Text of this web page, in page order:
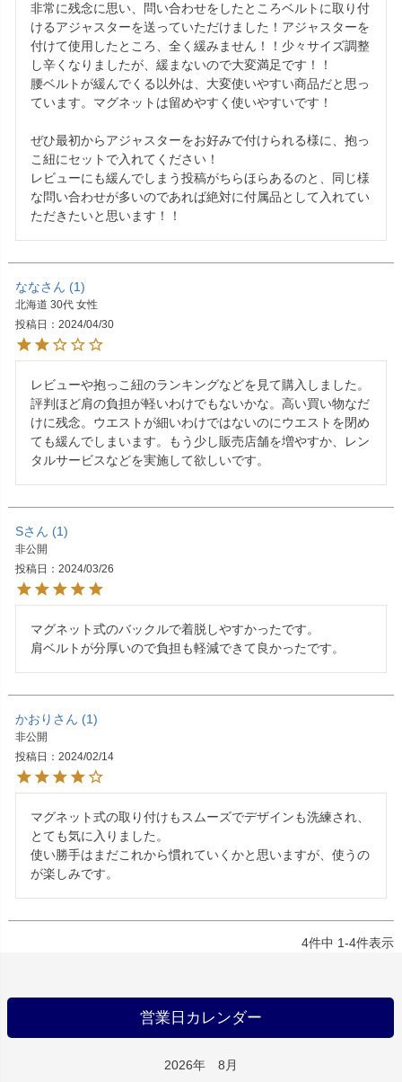
非常に残念に思い、問い合わせをしたところベルトに取り付
けるアジャスターを送っていただけました！アジャスターを
付けて使用したところ、全く緩みません！！少々サイズ調整
し辛くなりましたが、緩まないので大変満足です！！
腰ベルトが緩んでくる以外は、大変使いやすい商品だと思っ
ています。マグネットは留めやすく使いやすいです！
ぜひ最初からアジャスターをお好みで付けられる様に、抱っ
こ紐にセットで入れてください！
レビューにも緩んでしまう投稿がちらほらあるのと、同じ様
な問い合わせが多いのであれば絶対に付属品として入れてい
ただきたいと思います！！
なな 1
北海道 30代 女性
投稿日
2024/04/30
レビューや抱っこ紐のランキングなどを見て購入しました。
評判ほど肩の負担が軽いわけでもないかな。高い買い物なだ
けに残念。ウエストが細いわけではないのにウエストを閉め
ても緩んでしまいます。もう少し販売店舗を増やすか、レン
タルサービスなどを実施して欲しいです。
S 1
非公開
投稿日
2024/03/26
マグネット式のバックルで着脱しやすかったです。
肩ベルトが分厚いので負担も軽減できて良かったです。
かおり 1
非公開
投稿日
2024/02/14
マグネット式の取り付けもスムーズでデザインも洗練され、
とても気に入りました。
使い勝手はまだこれから慣れていくかと思いますが、使うの
が楽しみです。
4件中 1-4件表示
営業日カレンダー
2026年 8月